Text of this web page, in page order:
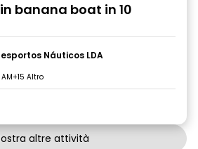
banana boat in 10
Náuticos LDA
+15 Altro
altre attività